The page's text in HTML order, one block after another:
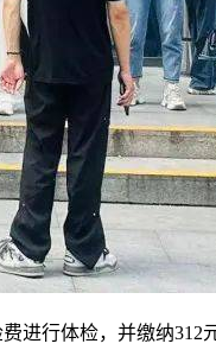
行体检，并缴纳